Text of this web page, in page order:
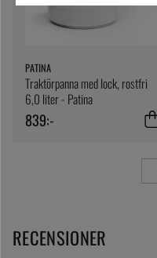
PATINA
Traktörpanna med lock, rostfri
6,0 liter - Patina
839:-
RECENSIONER